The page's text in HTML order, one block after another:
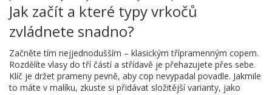
Jak začít a které typy vrkočů
zvládnete snadno?
Začněte tím nejjednodušším – klasickým třípramenným copem.
Rozdělíte vlasy do tří částí a střídavě je přehazujete přes sebe.
Klíč je držet prameny pevně, aby cop nevypadal povadle. Jakmile
to máte v malíku, zkuste si přidávat složitější varianty, jako